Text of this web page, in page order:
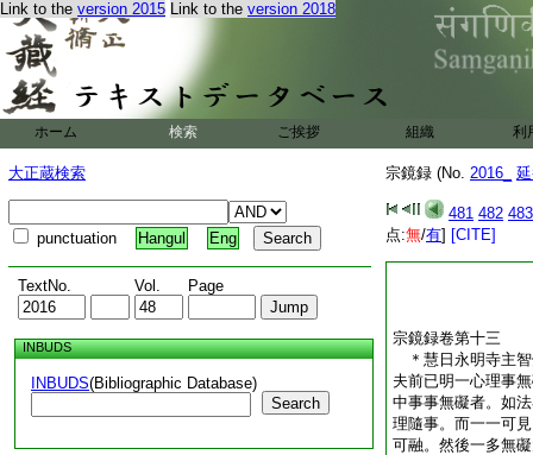
Link to the version 2015 Link to the version 2018
ホーム 検索 ご挨拶 組織 利
大正蔵検索
punctuation Hangul Eng
TextNo. Vol. Page
INBUDS
INBUDS(Bibliographic Database)
Search
宗鏡録 (No. 2016_
481 482 483
点:無/有] [CITE]
宗鏡録卷第十三
＊慧日永明寺主
夫前已明一心理事
中事事無礙者。如
理隨事。而一一可
可融。然後一多無